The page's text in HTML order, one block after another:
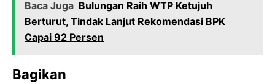
Baca Juga Bulungan Raih WTP Ketujuh
Berturut, Tindak Lanjut Rekomendasi BPK
Capai 92 Persen
Bagikan